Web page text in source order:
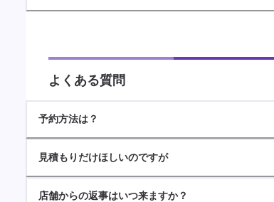
よくある質問
予約方法は？
見積もりだけほしいのですが
店舗からの返事はいつ来ますか？